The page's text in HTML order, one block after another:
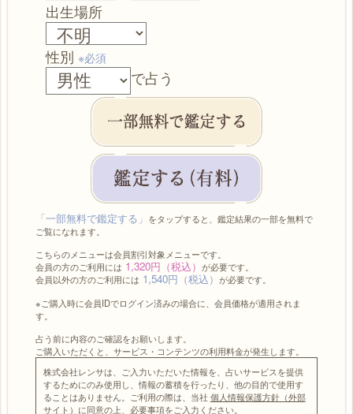
出生場所
性別 ※必須
で占う
「一部無料で鑑定する」 をタップすると、鑑定結果の一部を無料で
ご覧になれます。
こちらのメニューは会員割引対象メニューです。
会員の方のご利用には 1,320円（税込） が必要です。
会員以外の方のご利用には 1,540円（税込） が必要です。
※ご購入時に会員IDでログイン済みの場合に、会員価格が適用されま
す。
占う前に内容のご確認をお願いします。
ご購入いただくと、サービス・コンテンツの利用料金が発生します。
株式会社レンサは、ご入力いただいた情報を、占いサービスを提供
するためにのみ使用し、情報の蓄積を行ったり、他の目的で使用す
ることはありません。ご利用の際は、当社 個人情報保護方針（外部
サイト） に同意の上、必要事項をご入力ください。